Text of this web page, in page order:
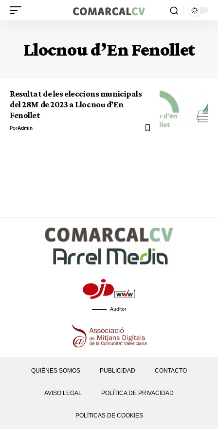
Llocnou d’En Fenollet
Resultat de les eleccions municipals
del 28M de 2023 a Llocnou d’En
Fenollet
PorAdmin
Auditor
QUIÉNES SOMOS PUBLICIDAD CONTACTO
AVISO LEGAL POLÍTICA DE PRIVACIDAD
POLÍTICAS DE COOKIES